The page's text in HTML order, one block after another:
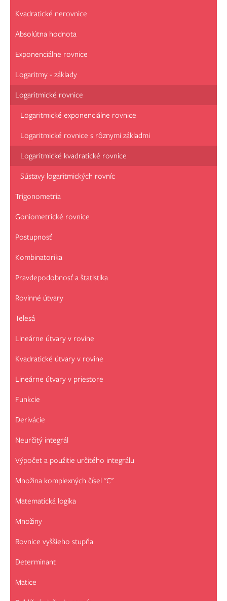
Kvadratické nerovnice
Absolútna hodnota
Exponenciálne rovnice
Logaritmy - základy
Logaritmické rovnice
Logaritmické exponenciálne rovnice
Logaritmické rovnice s rôznymi základmi
Logaritmické kvadratické rovnice
Sústavy logaritmických rovníc
Trigonometria
Goniometrické rovnice
Postupnosť
Kombinatorika
Pravdepodobnosť a štatistika
Rovinné útvary
Telesá
Lineárne útvary v rovine
Kvadratické útvary v rovine
Lineárne útvary v priestore
Funkcie
Derivácie
Neurčitý integrál
Výpočet a použitie určitého integrálu
Množina komplexných čísel "C"
Matematická logika
Množiny
Rovnice vyššieho stupňa
Determinant
Matice